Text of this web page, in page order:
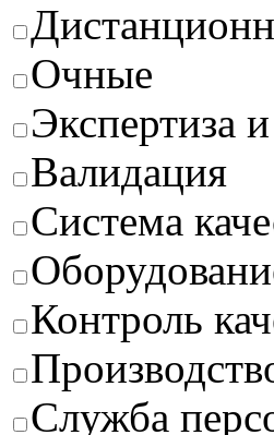
Очные
Экспертиза
Валидация
Система
Контроль
Служба